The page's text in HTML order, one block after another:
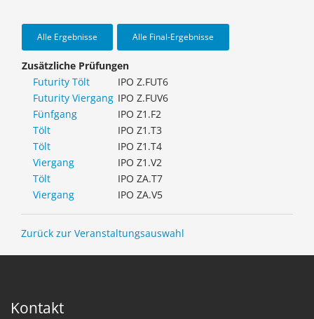
Alle Ergebnisse Alle Final-Ergebnisse
Zusätzliche Prüfungen
Futurity Tölt
IPO Z.FUT6
Futurity Viergang IPO Z.FUV6
Fünfgang
IPO Z1.F2
Tölt
IPO Z1.T3
Tölt
IPO Z1.T4
Viergang
IPO Z1.V2
Tölt
IPO ZA.T7
Viergang
IPO ZA.V5
Zurück zur Veranstaltungsauswahl
Kontakt